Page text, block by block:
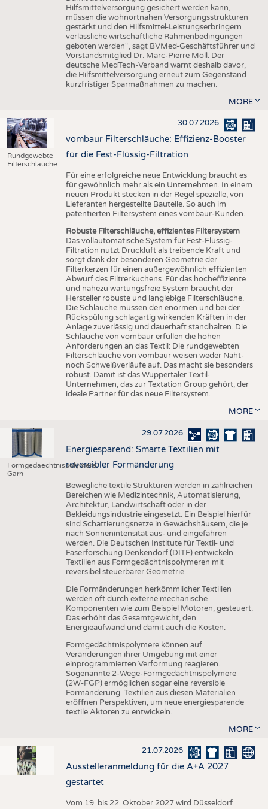
Hilfsmittelversorgung gesichert werden kann,
müssen die wohnortnahen Versorgungsstrukturen
gestärkt und den Hilfsmittel-Leistungserbringern
verlässliche wirtschaftliche Rahmenbedingungen
geboten werden“, sagt BVMed-Geschäftsführer und
Vorstandsmitglied Dr. Marc-Pierre Möll. Der
deutsche MedTech-Verband warnt deshalb davor,
die Hilfsmittelversorgung erneut zum Gegenstand
kurzfristiger Sparmaßnahmen zu machen.
MORE
Rundgewebte
Filterschläuche
30.07.2026
vombaur Filterschläuche: Effizienz-Booster
für die Fest-Flüssig-Filtration
Für eine erfolgreiche neue Entwicklung braucht es
für gewöhnlich mehr als ein Unternehmen. In einem
neuen Produkt stecken in der Regel spezielle, von
Lieferanten hergestellte Bauteile. So auch im
patentierten Filtersystem eines vombaur-Kunden.
Robuste Filterschläuche, effizientes Filtersystem
Das vollautomatische System für Fest-Flüssig-
Filtration nutzt Druckluft als treibende Kraft und
sorgt dank der besonderen Geometrie der
Filterkerzen für einen außergewöhnlich effizienten
Abwurf des Filtrerkuchens. Für das hocheffiziente
und nahezu wartungsfreie System braucht der
Hersteller robuste und langlebige Filterschläuche.
Die Schläuche müssen den enormen und bei der
Rückspülung schlagartig wirkenden Kräften in der
Anlage zuverlässig und dauerhaft standhalten. Die
Schläuche von vombaur erfüllen die hohen
Anforderungen an das Textil: Die rundgewebten
Filterschläuche von vombaur weisen weder Naht-
noch Schweißverläufe auf. Das macht sie besonders
robust. Damit ist das Wuppertaler Textil-
Unternehmen, das zur Textation Group gehört, der
ideale Partner für das neue Filtersystem.
MORE
Formgedaechtnispolymere
Garn
29.07.2026
Energiesparend: Smarte Textilien mit
reversibler Formänderung
Bewegliche textile Strukturen werden in zahlreichen
Bereichen wie Medizintechnik, Automatisierung,
Architektur, Landwirtschaft oder in der
Bekleidungsindustrie eingesetzt. Ein Beispiel hierfür
sind Schattierungsnetze in Gewächshäusern, die je
nach Sonnenintensität aus- und eingefahren
werden. Die Deutschen Institute für Textil- und
Faserforschung Denkendorf (DITF) entwickeln
Textilien aus Formgedächtnispolymeren mit
reversibel steuerbarer Geometrie.
Die Formänderungen herkömmlicher Textilien
werden oft durch externe mechanische
Komponenten wie zum Beispiel Motoren, gesteuert.
Das erhöht das Gesamtgewicht, den
Energieaufwand und damit auch die Kosten.
Formgedächtnispolymere können auf
Veränderungen ihrer Umgebung mit einer
einprogrammierten Verformung reagieren.
Sogenannte 2-Wege-Formgedächtnispolymere
(2W-FGP) ermöglichen sogar eine reversible
Formänderung. Textilien aus diesen Materialien
eröffnen Perspektiven, um neue energiesparende
textile Aktoren zu entwickeln.
MORE
21.07.2026
Ausstelleranmeldung für die A+A 2027
gestartet
Vom 19. bis 22. Oktober 2027 wird Düsseldorf